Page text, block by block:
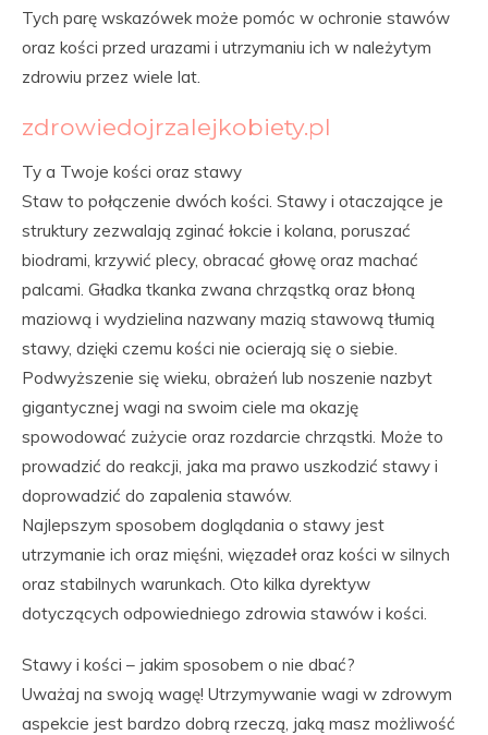
Tych parę wskazówek może pomóc w ochronie stawów
oraz kości przed urazami i utrzymaniu ich w należytym
zdrowiu przez wiele lat.
zdrowiedojrzalejkobiety.pl
Ty a Twoje kości oraz stawy
Staw to połączenie dwóch kości. Stawy i otaczające je
struktury zezwalają zginać łokcie i kolana, poruszać
biodrami, krzywić plecy, obracać głowę oraz machać
palcami. Gładka tkanka zwana chrząstką oraz błoną
maziową i wydzielina nazwany mazią stawową tłumią
stawy, dzięki czemu kości nie ocierają się o siebie.
Podwyższenie się wieku, obrażeń lub noszenie nazbyt
gigantycznej wagi na swoim ciele ma okazję
spowodować zużycie oraz rozdarcie chrząstki. Może to
prowadzić do reakcji, jaka ma prawo uszkodzić stawy i
doprowadzić do zapalenia stawów.
Najlepszym sposobem doglądania o stawy jest
utrzymanie ich oraz mięśni, więzadeł oraz kości w silnych
oraz stabilnych warunkach. Oto kilka dyrektyw
dotyczących odpowiedniego zdrowia stawów i kości.
Stawy i kości – jakim sposobem o nie dbać?
Uważaj na swoją wagę! Utrzymywanie wagi w zdrowym
aspekcie jest bardzo dobrą rzeczą, jaką masz możliwość